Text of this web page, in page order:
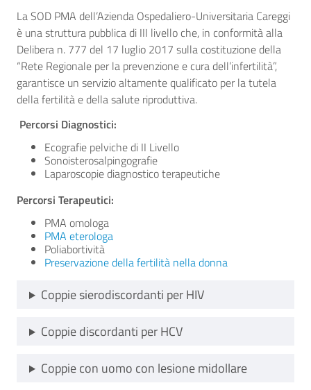
La SOD PMA dell’Azienda Ospedaliero-Universitaria Careggi
è una struttura pubblica di III livello che, in conformità alla
Delibera n. 777 del 17 luglio 2017 sulla costituzione della
“Rete Regionale per la prevenzione e cura dell’infertilità”,
garantisce un servizio altamente qualificato per la tutela
della fertilità e della salute riproduttiva.
Percorsi Diagnostici:
Ecografie pelviche di II Livello
Sonoisterosalpingografie
Laparoscopie diagnostico terapeutiche
Percorsi Terapeutici:
PMA omologa
PMA eterologa
Poliabortività
Preservazione della fertilità nella donna
Coppie sierodiscordanti per HIV
Coppie discordanti per HCV
Coppie con uomo con lesione midollare